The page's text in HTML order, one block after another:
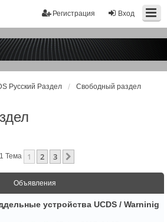
Вход
Регистрация
Русский Раздел Свободный раздел
Тема 1 2 3
Объявления
устройства UCDS / Warninig